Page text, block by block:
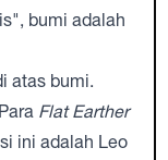
bumi adalah
atas bumi.
Flat Earther
ini adalah Leo